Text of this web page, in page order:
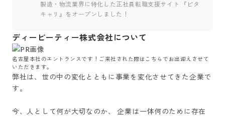
製造・物流業界に特化した正社員転職支援サイト 『ピタ
キャリ』をオープンしました！
ディーピーティー株式会社について
名古屋本社のエントランスです！ご来社された際はこちらでお出迎えさせて
いただきます。
弊社は、世の中の変化とともに事業を変化させてきた企業で
す。
今、人として何が大切なのか、 企業は一体何のために存在